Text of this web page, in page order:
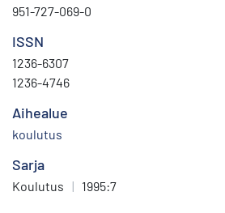
951-727-069-0
ISSN
1236-6307
1236-4746
Aihealue
koulutus
Sarja
Koulutus | 1995:7